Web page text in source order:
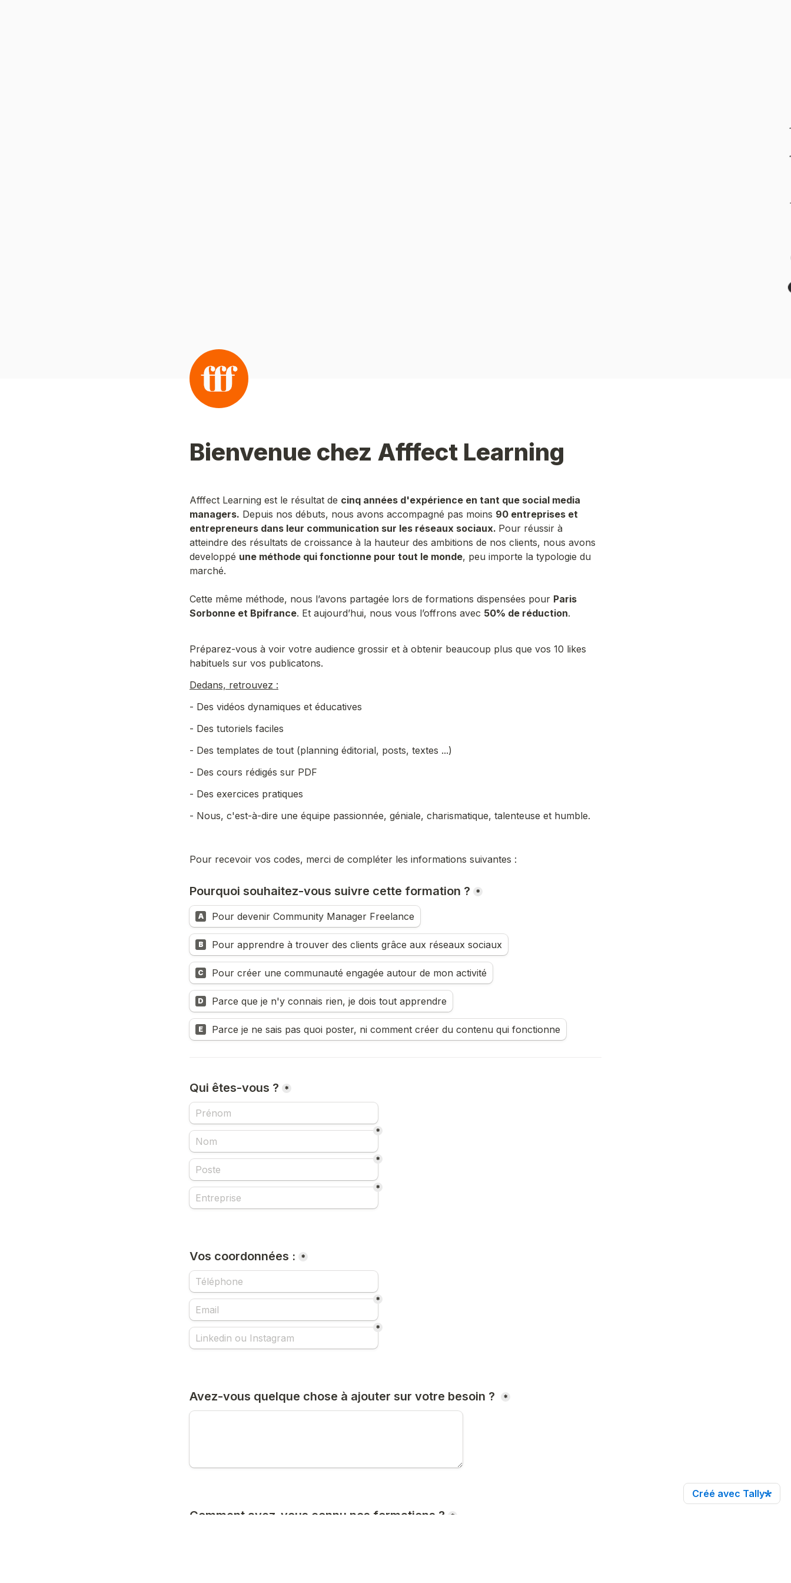
Afffect Learning est le résultat de cinq années d'expérience en tant que social media
managers. Depuis nos débuts, nous avons accompagné pas moins 90 entreprises et
entrepreneurs dans leur communication sur les réseaux sociaux. Pour réussir à
atteindre des résultats de croissance à la hauteur des ambitions de nos clients, nous avons
developpé une méthode qui fonctionne pour tout le monde, peu importe la typologie du
marché.
Cette même méthode, nous l’avons partagée lors de formations dispensées pour Paris
Sorbonne et Bpifrance. Et aujourd’hui, nous vous l’offrons avec 50% de réduction.
Préparez-vous à voir votre audience grossir et à obtenir beaucoup plus que vos 10 likes
habituels sur vos publicatons.
Dedans, retrouvez :
- Des vidéos dynamiques et éducatives
- Des tutoriels faciles
- Des templates de tout (planning éditorial, posts, textes ...)
- Des cours rédigés sur PDF
- Des exercices pratiques
- Nous, c'est-à-dire une équipe passionnée, géniale, charismatique, talenteuse et humble.
Pour recevoir vos codes, merci de compléter les informations suivantes :
Pourquoi souhaitez-vous suivre cette formation ? *
A Pour devenir Community Manager Freelance
B Pour apprendre à trouver des clients grâce aux réseaux sociaux
C Pour créer une communauté engagée autour de mon activité
D Parce que je n'y connais rien, je dois tout apprendre
E Parce je ne sais pas quoi poster, ni comment créer du contenu qui fonctionne
Qui êtes-vous ? *
*
*
*
Vos coordonnées : *
*
*
Avez-vous quelque chose à ajouter sur votre besoin ? *
Comment avez-vous connu nos formations ? *
Créé avec Tally